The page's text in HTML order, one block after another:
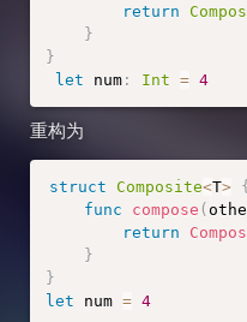
return
}
}
let num : Int = 4
重构为
struct Composite<T>
func
compose (
return
}
}
let num = 4